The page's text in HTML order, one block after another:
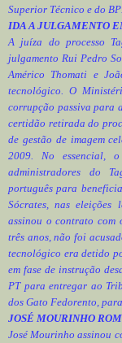
Superior Técnico e do
IDA A JULGAMENTO
A juíza do processo
julgamento Rui Pedro
Américo Thomati e
tecnológico. O
corrupção passiva para
certidão retirada do
de gestão de imagem
2009. No essencial,
administradores do
português para
Sócrates, nas
assinou o contrato com
três anos, não foi
tecnológico era detido
em fase de instrução
PT para entregar ao
dos Gato Fedorento,
JOSÉ MOURINHO
José Mourinho assinou